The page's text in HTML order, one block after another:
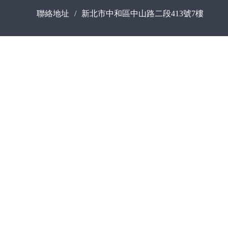
聯絡地址 / 新北市中和區中山路二段413號7樓